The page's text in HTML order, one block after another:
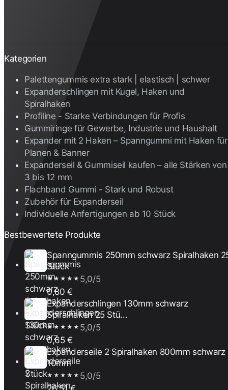
Kategorien
Palettengummis extra stark | elastisch | schwer
Expanderschlingen mit Kugel, Haken und
Spiralhaken
Profiline - Starke Verbindungen für Profis
Gummiringe für Gewerbe, Industrie und Haushalt
Expander mit 2 Haken – Spanngummi mit Haken für
Planen & Banner
Expanderseil & Gummiseil kaufen – alle Stärken von
3 bis 12 mm
Flachband Gummi - Stark und Robust
Zubehör für Expanderseil
Individuelle Anfertigungen ab 10 Stück
Bestbewertete Produkte
Spanngummis 250mm schwarz Spiralhaken
Stück
★★★★★ 5,0/5
0,80 €
Expanderschlingen 130mm schwarz
Spiralhaken 25 Stü...
★★★★★ 5,0/5
0,65 €
Expanderseile 2 Spiralhaken 800mm schwarz
10mm
★★★★★ 5,0/5